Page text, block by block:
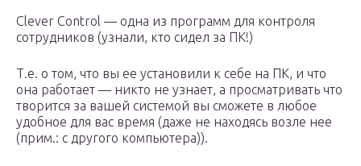
Clever Control — одна из программ для контроля
сотрудников (узнали, кто сидел за ПК!)
Т.е. о том, что вы ее установили к себе на ПК, и что
она работает — никто не узнает, а просматривать что
творится за вашей системой вы сможете в любое
удобное для вас время (даже не находясь возле нее
(прим.: с другого компьютера)).